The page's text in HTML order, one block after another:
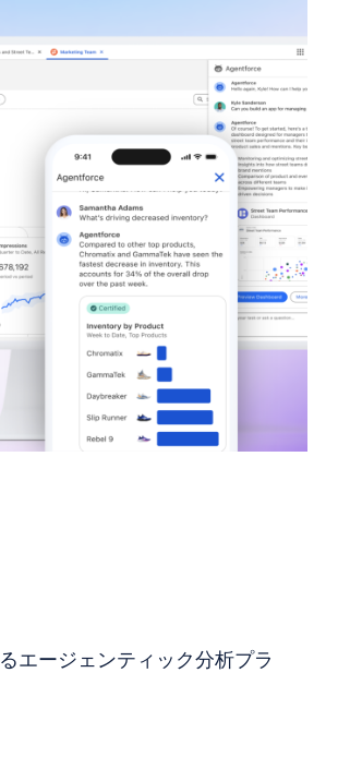
エージェンティック分析プラ